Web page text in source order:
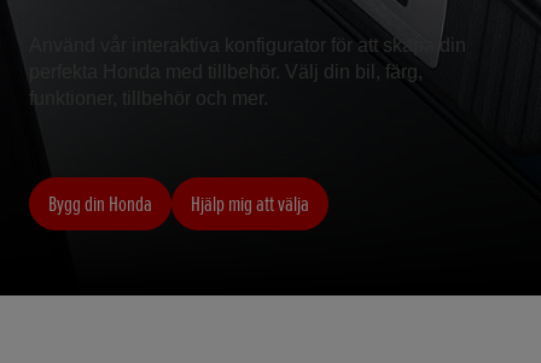
Använd vår interaktiva konfigurator för att skapa din
perfekta Honda med tillbehör. Välj din bil, färg,
funktioner, tillbehör och mer.
Bygg din Honda Hjälp mig att välja